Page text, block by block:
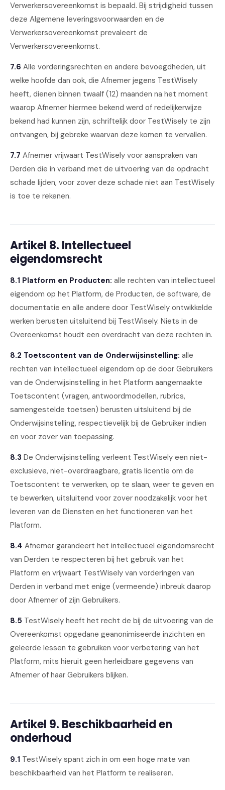
Verwerkersovereenkomst is bepaald. Bij strijdigheid tussen
deze Algemene leveringsvoorwaarden en de
Verwerkersovereenkomst prevaleert de
Verwerkersovereenkomst.
7.6 Alle vorderingsrechten en andere bevoegdheden, uit
welke hoofde dan ook, die Afnemer jegens TestWisely
heeft, dienen binnen twaalf (12) maanden na het moment
waarop Afnemer hiermee bekend werd of redelijkerwijze
bekend had kunnen zijn, schriftelijk door TestWisely te zijn
ontvangen, bij gebreke waarvan deze komen te vervallen.
7.7 Afnemer vrijwaart TestWisely voor aanspraken van
Derden die in verband met de uitvoering van de opdracht
schade lijden, voor zover deze schade niet aan TestWisely
is toe te rekenen.
Artikel 8. Intellectueel
eigendomsrecht
8.1 Platform en Producten: alle rechten van intellectueel
eigendom op het Platform, de Producten, de software, de
documentatie en alle andere door TestWisely ontwikkelde
werken berusten uitsluitend bij TestWisely. Niets in de
Overeenkomst houdt een overdracht van deze rechten in.
8.2 Toetscontent van de Onderwijsinstelling: alle
rechten van intellectueel eigendom op de door Gebruikers
van de Onderwijsinstelling in het Platform aangemaakte
Toetscontent (vragen, antwoordmodellen, rubrics,
samengestelde toetsen) berusten uitsluitend bij de
Onderwijsinstelling, respectievelijk bij de Gebruiker indien
en voor zover van toepassing.
8.3 De Onderwijsinstelling verleent TestWisely een niet-
exclusieve, niet-overdraagbare, gratis licentie om de
Toetscontent te verwerken, op te slaan, weer te geven en
te bewerken, uitsluitend voor zover noodzakelijk voor het
leveren van de Diensten en het functioneren van het
Platform.
8.4 Afnemer garandeert het intellectueel eigendomsrecht
van Derden te respecteren bij het gebruik van het
Platform en vrijwaart TestWisely van vorderingen van
Derden in verband met enige (vermeende) inbreuk daarop
door Afnemer of zijn Gebruikers.
8.5 TestWisely heeft het recht de bij de uitvoering van de
Overeenkomst opgedane geanonimiseerde inzichten en
geleerde lessen te gebruiken voor verbetering van het
Platform, mits hieruit geen herleidbare gegevens van
Afnemer of haar Gebruikers blijken.
Artikel 9. Beschikbaarheid en
onderhoud
9.1 TestWisely spant zich in om een hoge mate van
beschikbaarheid van het Platform te realiseren.